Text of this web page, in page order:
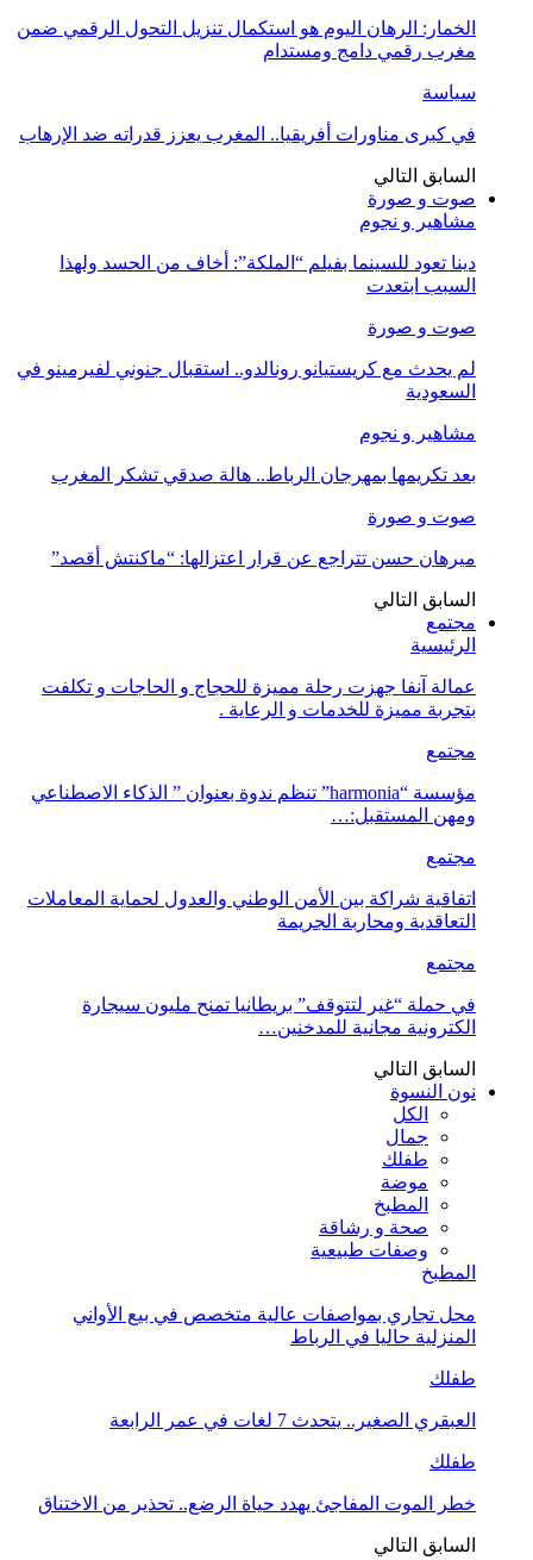
الخمار: الرهان اليوم هو استكمال تنزيل التحول الرقمي ضمن
مغرب رقمي دامج ومستدام
سياسة
في كبرى مناورات أفريقيا.. المغرب يعزز قدراته ضد الإرهاب
السابق التالي
صوت و صورة
مشاهير و نجوم
دينا تعود للسينما بفيلم “الملكة”: أخاف من الحسد ولهذا
السبب ابتعدت
صوت و صورة
لم يحدث مع كريستيانو رونالدو.. استقبال جنوني لفيرمينو في
السعودية
مشاهير و نجوم
بعد تكريمها بمهرجان الرباط.. هالة صدقي تشكر المغرب
صوت و صورة
ميرهان حسن تتراجع عن قرار اعتزالها: “ماكنتش أقصد”
السابق التالي
مجتمع
الرئيسية
عمالة آنفا جهزت رحلة مميزة للحجاج و الحاجات و تكلفت
بتجربة مميزة للخدمات و الرعاية .
مجتمع
مؤسسة “harmonia” تنظم ندوة بعنوان ” الذكاء الاصطناعي
ومهن المستقبل:…
مجتمع
اتفاقية شراكة بين الأمن الوطني والعدول لحماية المعاملات
التعاقدية ومحاربة الجريمة
مجتمع
في حملة “غير لتتوقف” بريطانيا تمنح مليون سيجارة
الكترونية مجانية للمدخنين…
السابق التالي
نون النسوة
الكل
جمال
طفلك
موضة
المطبخ
صحة و رشاقة
وصفات طبيعية
المطبخ
محل تجاري بمواصفات عالية متخصص في بيع الأواني
المنزلية حاليا في الرباط
طفلك
العبقري الصغير.. يتحدث 7 لغات في عمر الرابعة
طفلك
خطر الموت المفاجئ يهدد حياة الرضع.. تحذير من الاختناق
السابق التالي